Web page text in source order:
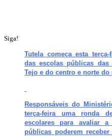
Siga!
Tutela começa esta
das escolas públicas
Tejo e do centro e norte do
Responsáveis do
terça-feira uma ronda
escolares para avaliar
públicas poderem